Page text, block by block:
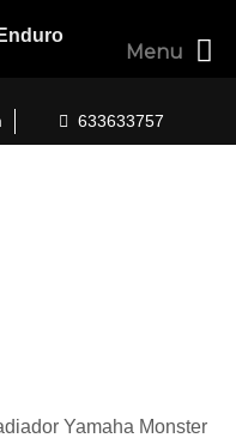
633633757
Yamaha Monster
Menu